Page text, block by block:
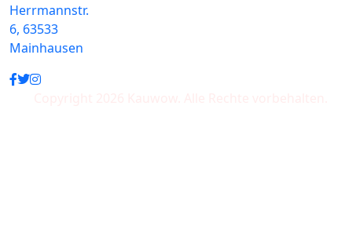
Herrmannstr.
6, 63533
Mainhausen